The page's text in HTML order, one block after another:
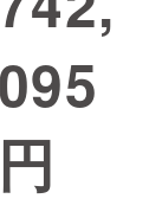
095
円